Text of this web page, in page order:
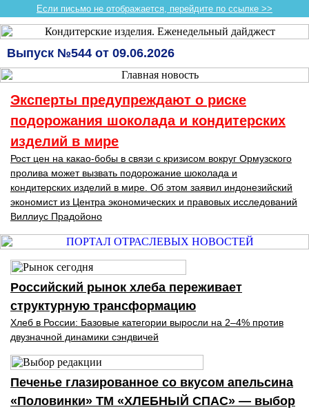
Если письмо не отображается, перейдите по ссылке >>
Выпуск №544 от 09.06.2026
Эксперты предупреждают о риске
подорожания шоколада и кондитерских
изделий в мире
Рост цен на какао-бобы в связи с кризисом вокруг Ормузского
пролива может вызвать подорожание шоколада и
кондитерских изделий в мире. Об этом заявил индонезийский
экономист из Центра экономических и правовых исследований
Виллиус Прадойоно
Российский рынок хлеба переживает
структурную трансформацию
Хлеб в России: Базовые категории выросли на 2–4% против
двузначной динамики сэндвичей
Печенье глазированное со вкусом апельсина
«Половинки» ТМ «ХЛЕБНЫЙ СПАС» — выбор